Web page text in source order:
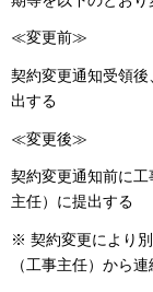
≪変更前≫
契約変更通知受領
出する
≪変更後≫
契約変更通知前に
主任）に提出する
※ 契約変更により
（工事主任）から連